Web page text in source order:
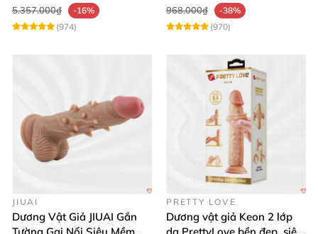
5.357.000₫
-16%
(974)
968.000₫
-38%
(970)
JIUAI
Dương Vật Giả JIUAI Gắn
Tường Gai Nổi Siêu Mềm
PRETTY LOVE
Dương vật giả Keon 2 lớp
da PrettyLove bền đẹp, siêu